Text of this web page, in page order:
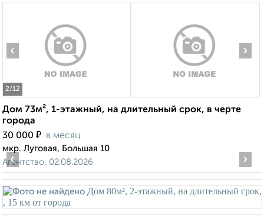
2/12
‹ ›
Дом 73м², 1-этажный, на длительный срок, в черте
города
30 000 ₽ в месяц
мкр. Луговая, Большая 10
Агентство, 02.08.2026
‹ ›